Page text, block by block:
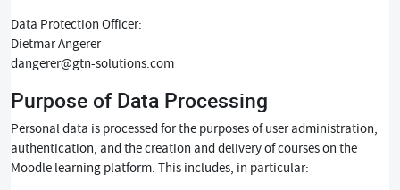
Data Protection Officer:
Dietmar Angerer
dangerer@gtn-solutions.com
Purpose of Data Processing
Personal data is processed for the purposes of user administration,
authentication, and the creation and delivery of courses on the
Moodle learning platform. This includes, in particular: